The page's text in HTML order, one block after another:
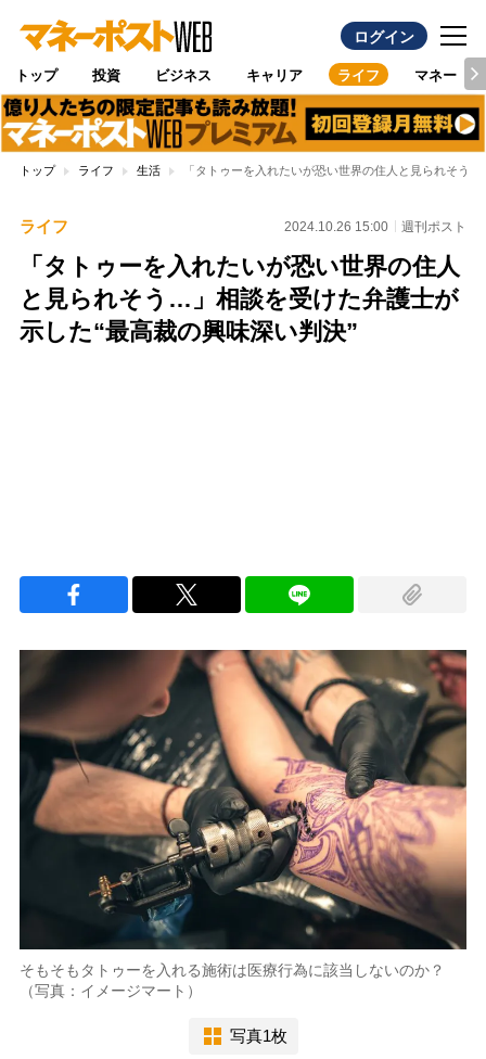
ログイン
トップ 投資 ビジネス キャリア ライフ マネー
トップ ライフ 生活 「タトゥーを入れたいが恐い世界の住人と見られそう
ライフ 2024.10.26 15:00 週刊ポスト
「タトゥーを入れたいが恐い世界の住人
と見られそう…」相談を受けた弁護士が
示した“最高裁の興味深い判決”
そもそもタトゥーを入れる施術は医療行為に該当しないのか？
（写真：イメージマート）
写真1枚